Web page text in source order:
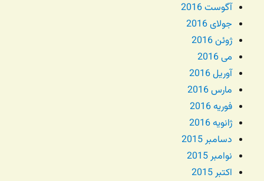
آگوست 2016
جولای 2016
ژوئن 2016
می 2016
آوریل 2016
مارس 2016
فوریه 2016
ژانویه 2016
دسامبر 2015
نوامبر 2015
اکتبر 2015